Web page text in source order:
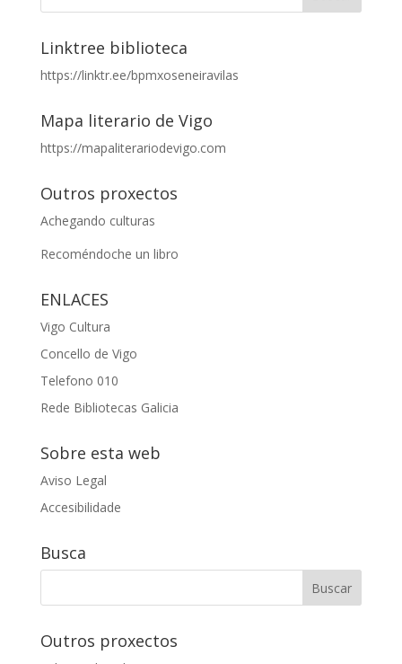
Linktree biblioteca
https://linktr.ee/bpmxoseneiravilas
Mapa literario de Vigo
https://mapaliterariodevigo.com
Outros proxectos
Achegando culturas
Recoméndoche un libro
ENLACES
Vigo Cultura
Concello de Vigo
Telefono 010
Rede Bibliotecas Galicia
Sobre esta web
Aviso Legal
Accesibilidade
Busca
Outros proxectos